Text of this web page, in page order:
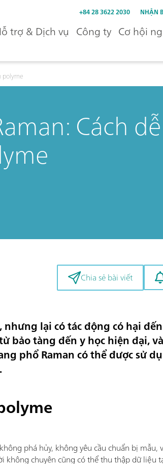
+84 28 3622 2030 NHẬN
trợ & Dịch vụ Công ty Cơ hội
polyme
Cách
Chia sẻ bài viết
lại có tác động có hại
bảo tàng đến y học hiện đại,
phổ Raman có thể được sử
phá hủy, không yêu cầu chuẩn bị mẫu,
không chuyên cũng có thể thu thập dữ liệu